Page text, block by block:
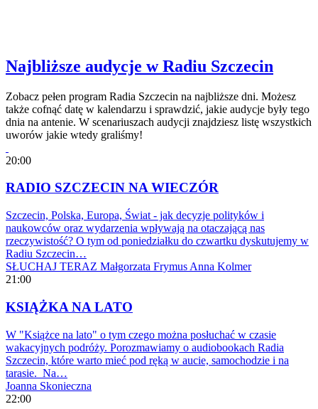
Najbliższe audycje w Radiu Szczecin
Zobacz pełen program Radia Szczecin na najbliższe dni. Możesz
także cofnąć datę w kalendarzu i sprawdzić, jakie audycje były tego
dnia na antenie. W scenariuszach audycji znajdziesz listę wszystkich
uworów jakie wtedy graliśmy!
20:00
RADIO SZCZECIN NA WIECZÓR
Szczecin, Polska, Europa, Świat - jak decyzje polityków i
naukowców oraz wydarzenia wpływają na otaczającą nas
rzeczywistość? O tym od poniedziałku do czwartku dyskutujemy w
Radiu Szczecin…
SŁUCHAJ TERAZ Małgorzata Frymus Anna Kolmer
21:00
KSIĄŻKA NA LATO
W "Książce na lato" o tym czego można posłuchać w czasie
wakacyjnych podróży. Porozmawiamy o audiobookach Radia
Szczecin, które warto mieć pod ręką w aucie, samochodzie i na
tarasie. Na…
Joanna Skonieczna
22:00